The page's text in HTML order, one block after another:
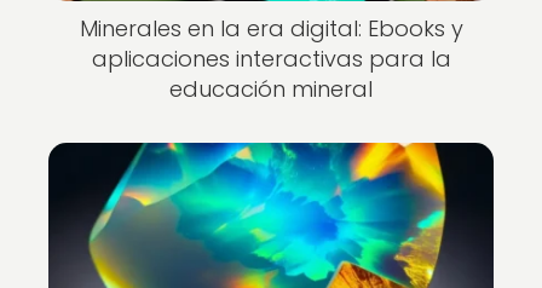
Minerales en la era digital: Ebooks y
aplicaciones interactivas para la
educación mineral